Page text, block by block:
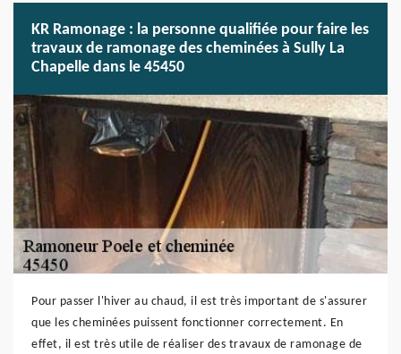
KR Ramonage : la personne qualifiée pour faire les
travaux de ramonage des cheminées à Sully La
Chapelle dans le 45450
Pour passer l'hiver au chaud, il est très important de s'assurer
que les cheminées puissent fonctionner correctement. En
effet, il est très utile de réaliser des travaux de ramonage de